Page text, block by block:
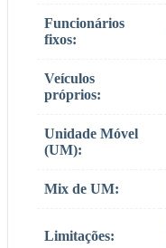
Funcionários
fixos:
Veículos
próprios:
Unidade Móvel
(UM):
Mix de UM:
Limitações: